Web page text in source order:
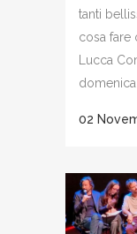
tanti
cosa fare
Lucca
domenica
02